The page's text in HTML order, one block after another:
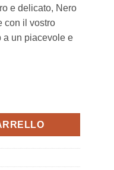
e delicato, Nero
con il vostro
a un piacevole e
Croccante (70%) 75g,